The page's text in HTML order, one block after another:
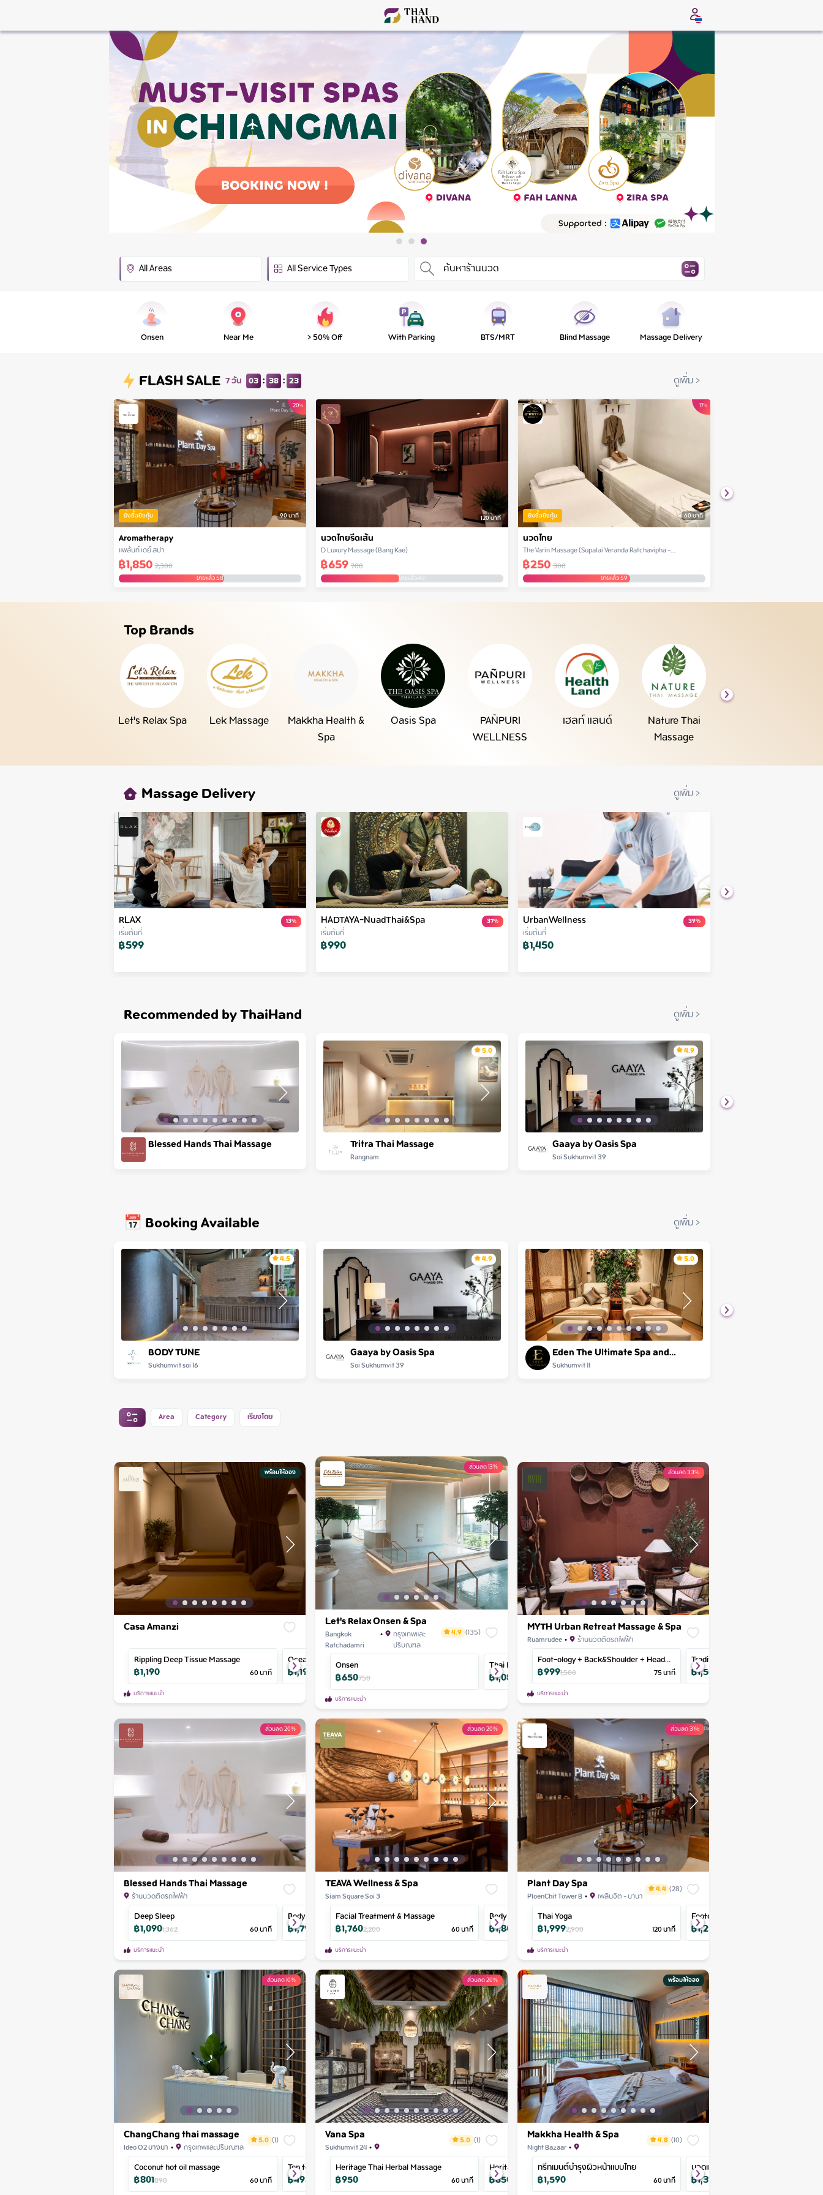
All Areas All Service Types ค้นหาร้านนวด
Onsen Near Me > 50% Off With Parking BTS/MRT Blind Massage Massage Delivery
FLASH SALE 7 วัน 03 : 38 : 19 ดูเพิ่ม>
20%
ยิ่งซื้อยิ่งคุ้ม 90นาที
Aromatherapy
แพล้นท์ เดย์ สปา
฿1,8502,300
ขายแล้ว 58
120นาที
นวดไทยรีดเส้น
D Luxury Massage​ (Bang Kae)
฿659700
ขายแล้ว 43
17%
ยิ่งซื้อยิ่งคุ้ม 60นาที
นวดไทย
The Varin Massage (Supalai Veranda Ratchavipha -
Prachachuen)
฿250300
ขายแล้ว 59
Top Brands
Let's Relax Spa Lek Massage Makkha Health &
Spa
Oasis Spa PAÑPURI
WELLNESS
เฮลท์ แลนด์ Nature Thai
Massage
Massage Delivery ดูเพิ่ม>
RLAX 13%
เริ่มต้นที่
฿599
HADTAYA-NuadThai&Spa 37%
เริ่มต้นที่
฿990
UrbanWellness 39%
เริ่มต้นที่
฿1,450
Recommended by ThaiHand ดูเพิ่ม>
Blessed Hands Thai Massage
5.0
Tritra Thai Massage
Rangnam
4.9
Gaaya by Oasis Spa
Soi Sukhumvit 39
📅 Booking Available ดูเพิ่ม>
4.5
BODY TUNE
Sukhumvit soi 16
4.9
Gaaya by Oasis Spa
Soi Sukhumvit 39
5.0
Eden The Ultimate Spa and
Massage Experience
Sukhumvit 11
Area Category เรียงโดย
พร้อมให้จอง
Casa Amanzi
Rippling Deep Tissue Massage
฿1,190 60นาที
Ocean Glistening Bodt Scrub
฿1,190
Shoulder & Neck RiTUAL
90นาที
Amazi Essence Aromatic Massage
บริการแนะนำ
ส่วนลด 13%
Let's Relax Onsen & Spa
Bangkok
Ratchadamri
• กรุงเทพและ
ปริมณฑล
4.9 (135)
Onsen
฿650750
Thai Massage
฿1,080
Dream Package
9901,100
บริการแนะนำ
ส่วนลด 33%
MYTH Urban Retreat Massage & Spa
Ruamrudee• ร้านนวดติดรถไฟฟ้า
Foot-ology + Back&Shoulder + Head
Massage
฿9991,500 75นาที
Traditional Thai Medicine + Foot &
Head Massage
฿1,500
บริการแนะนำ
ส่วนลด 20%
Blessed Hands Thai Massage
ร้านนวดติดรถไฟฟ้า
Deep Sleep
฿1,0901,362 60นาที
Body Scrub & Aroma Massage
฿1,790
Neck & Shoulder Massage - Office
Syndrome
750937 60นาที
บริการแนะนำ
ส่วนลด 20%
TEAVA Wellness & Spa
Siam Square Soi 3
Facial Treatment & Massage
฿1,7602,200 60นาที
Body Scrub
฿1,840
Deep Tissue Massage
1,7602,200
บริการแนะนำ
ส่วนลด 31%
Plant Day Spa
PloenChit Tower B• เพลินจิต - นานา 4.4 (28)
Thai Yoga
฿1,9992,900 120นาที
Footology
฿1,299
บริการแนะนำ
ส่วนลด 10%
ChangChang thai massage
Ideo O2 บางนา • กรุงเทพและปริมณฑล 5.0 (1)
Coconut hot oil massage
฿801890 60นาที
Top to toe massage
฿495
Body Scrub
801890 60
Aroma hot oil massage
ส่วนลด 20%
Vana Spa
Sukhumvit 24• 5.0 (1)
Heritage Thai Herbal Massage
฿950 60นาที
Heritage Thai Massage
฿850
Royal Foot Massage
650
พร้อมให้จอง
Makkha Health & Spa
Night Bazaar• 4.8 (10)
ทรีทเมนต์บำรุงผิวหน้าแบบไทย
฿1,590 60นาที
นวดแผนไทย 4 มือ
฿1,390